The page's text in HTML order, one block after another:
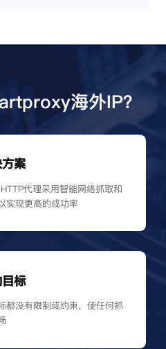
海外IP？
案
代理采用智能网络抓取和
实现更高的成功率
标
都没有限制或约束，使任何抓